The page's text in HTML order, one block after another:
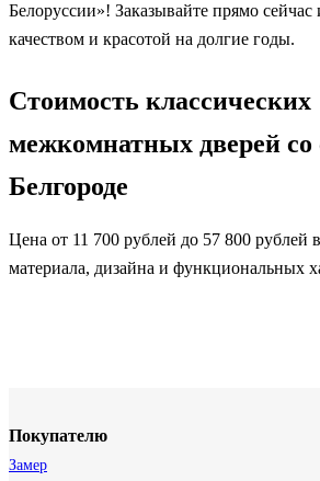
Белоруссии»! Заказывайте прямо сейчас
качеством и красотой на долгие годы.
Стоимость классических
межкомнатных дверей со
Белгороде
Цена от 11 700 рублей до 57 800 рублей
материала, дизайна и функциональных
Покупателю
Замер